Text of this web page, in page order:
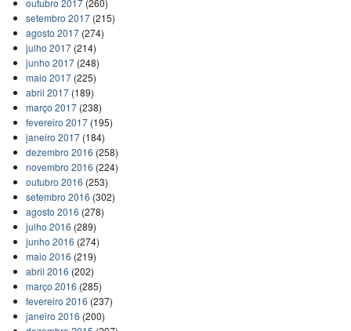
outubro 2017(260)
setembro 2017(215)
agosto 2017(274)
julho 2017(214)
junho 2017(248)
maio 2017(225)
abril 2017(189)
março 2017(238)
fevereiro 2017(195)
janeiro 2017(184)
dezembro 2016 (258)
novembro 2016 (224)
outubro 2016 (253)
setembro 2016 (302)
agosto 2016 (278)
julho 2016 (289)
junho 2016 (274)
maio 2016 (219)
abril 2016 (202)
março 2016 (285)
fevereiro 2016 (237)
janeiro 2016 (200)